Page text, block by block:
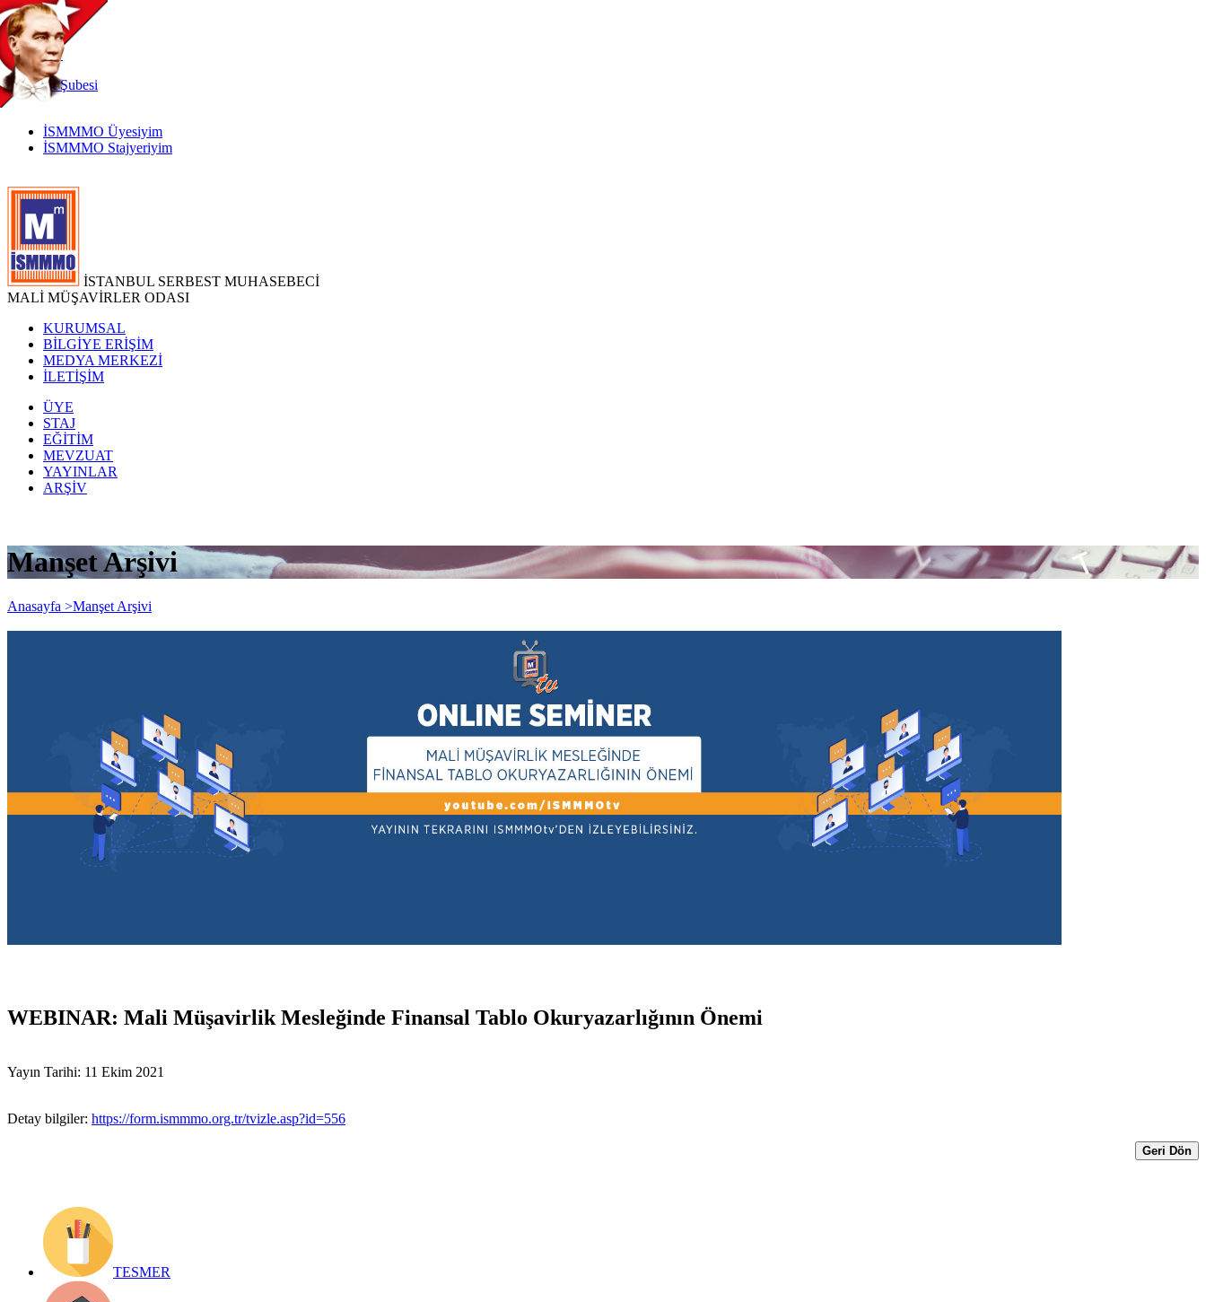
TR
|
EN
İnternetŞubesi
İSMMMO Üyesiyim
İSMMMO Stajyeriyim
İSTANBUL SERBEST MUHASEBECİ
MALİ MÜŞAVİRLER ODASI
KURUMSAL
BİLGİYE ERİŞİM
MEDYA MERKEZİ
İLETİŞİM
ÜYE
STAJ
EĞİTİM
MEVZUAT
YAYINLAR
ARŞİV
Manşet Arşivi
Anasayfa >Manşet Arşivi
WEBINAR: Mali Müşavirlik Mesleğinde Finansal Tablo Okuryazarlığının Önemi
Yayın Tarihi: 11 Ekim 2021
Detay bilgiler: https://form.ismmmo.org.tr/tvizle.asp?id=556
Geri Dön
TESMER